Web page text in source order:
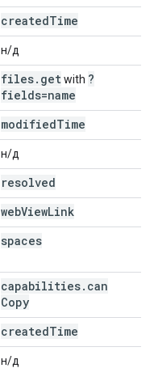
createdTime
н/д
files. getwith ?
fields=name
modifiedTime
н/д
resolved
webViewLink
spaces
capabilities. can
Copy
createdTime
н/д